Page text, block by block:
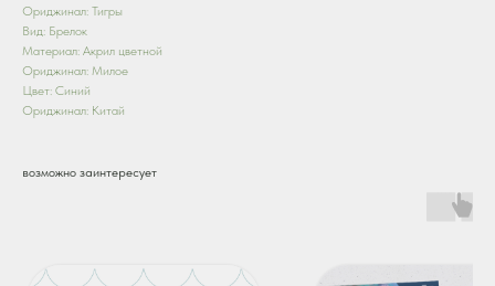
Ориджинал: Тигры
Вид: Брелок
Материал: Акрил цветной
Ориджинал: Милое
Цвет: Синий
Ориджинал: Китай
возможно заинтересует